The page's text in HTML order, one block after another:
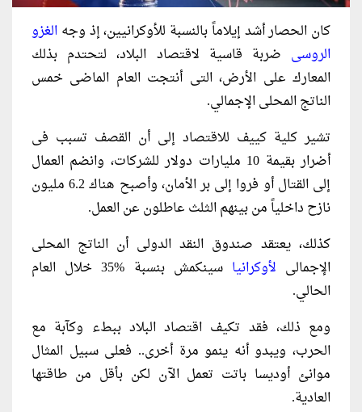
كان الحصار أشد إيلاماً بالنسبة للأوكرانيين، إذ وجه الغزو
الروسى ضربة قاسية لاقتصاد البلاد، لتحتدم بذلك
المعارك على الأرض، التى أنتجت العام الماضى خمس
الناتج المحلى الإجمالي.
تشير كلية كييف للاقتصاد إلى أن القصف تسبب فى
أضرار بقيمة 10 مليارات دولار للشركات، وانضم العمال
إلى القتال أو فروا إلى بر الأمان، وأصبح هناك 6.2 مليون
نازح داخلياً من بينهم الثلث عاطلون عن العمل.
كذلك، يعتقد صندوق النقد الدولى أن الناتج المحلى
الإجمالى لأوكرانيا
سينكمش بنسبة %35 خلال العام
الحالي.
ومع ذلك، فقد تكيف اقتصاد البلاد ببطء وكآبة مع
الحرب، ويبدو أنه ينمو مرة أخرى.. فعلى سبيل المثال
موانئ أوديسا باتت تعمل الآن لكن بأقل من طاقتها
العادية.